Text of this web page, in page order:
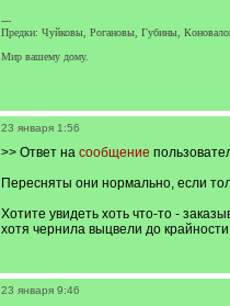
---
Предки: Чуйковы, Рогановы, Губины,
Мир вашему дому.
23 января 1:56
>> Ответ на сообщение
Пересняты они нормально, если
Хотите увидеть хоть что-то -
хотя чернила выцвели до
23 января 9:46